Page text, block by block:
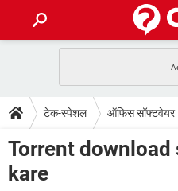
फोन पर अकाउंट बैलेंस चेक
WhatsApp Hack हो गया?
टेक-स्पेशल
2020 के फ्री एंटीवायरस
बेस्ट फ्री ऑनलाइन गेम्स
डाउनलोड
Vidmate
FORUM
टेक-स्पेशल ऑफिस सॉफ्टवेयर
Torrent download
kare